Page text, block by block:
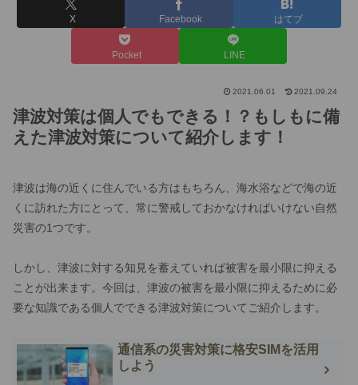
X Facebook はてブ
Pocket LINE
2021.06.01 2021.09.24
津波対策は個人でもできる！？もしもに備
えた津波対策について紹介します！
津波は海の近くに住んでいる方はもちろん、海水浴などで海の近
くに訪れた方にとって、常に警戒しておかなければいけない自然
災害の1つです。
しかし、津波に対する知見を蓄えていれば被害を最小限に抑える
ことが出来ます。今回は、津波の被害を最小限に抑えるために必
要な知識である個人でできる津波対策についてご紹介します。
通信系の災害対策に格安SIMを活用
しよう